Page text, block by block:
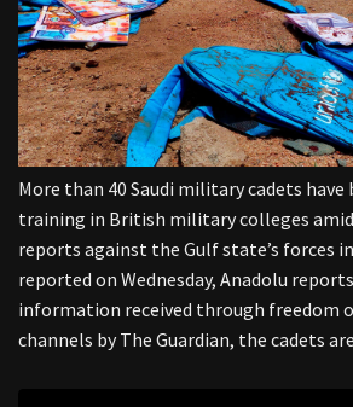
More than 40 Saudi military cadets have
training in British military colleges
reports against the Gulf state’s forces
reported on Wednesday, Anadolu
information received through freedom
channels by The Guardian, the cadets